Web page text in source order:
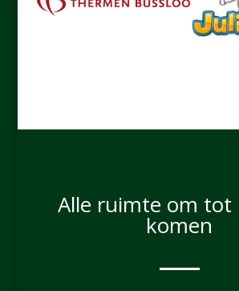
Alle ruimte om tot
komen